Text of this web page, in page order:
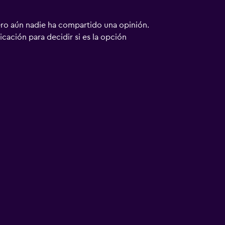
aún nadie ha compartido una opinión.
para decidir si es la opción